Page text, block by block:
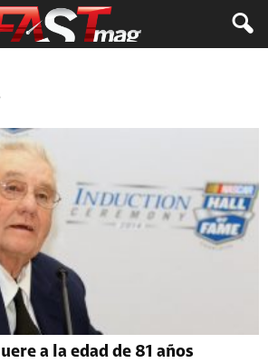
a la edad de 81 años